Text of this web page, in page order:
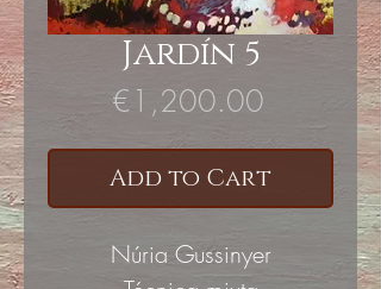
Jardín 5
€1,200.00Price
Add to Cart
Núria Gussinyer